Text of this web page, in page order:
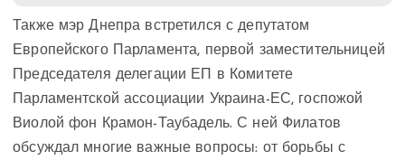
Также мэр Днепра встретился с депутатом
Европейского Парламента, первой заместительницей
Председателя делегации ЕП в Комитете
Парламентской ассоциации Украина-ЕС, госпожой
Виолой фон Крамон-Таубадель. С ней Филатов
обсуждал многие важные вопросы: от борьбы с